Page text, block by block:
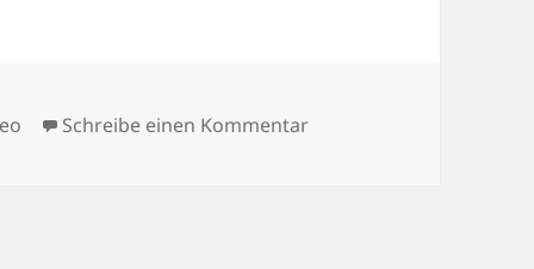
Schreibe einen Kommentarzu Ms. Marvels day off